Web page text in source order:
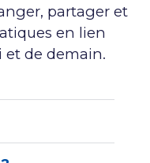
partager et
en lien
et de demain.